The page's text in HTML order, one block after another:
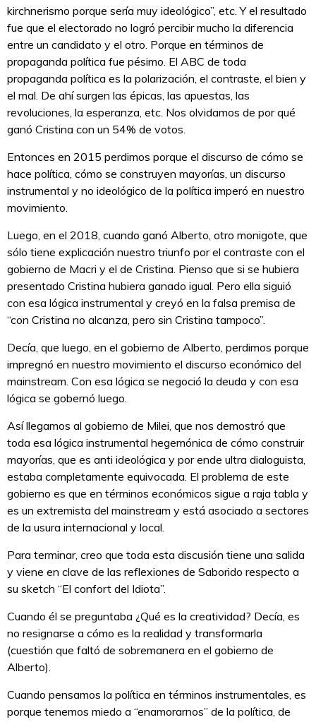
kirchnerismo porque sería muy ideológico”, etc. Y el resultado
fue que el electorado no logró percibir mucho la diferencia
entre un candidato y el otro. Porque en términos de
propaganda política fue pésimo. El ABC de toda
propaganda política es la polarización, el contraste, el bien y
el mal. De ahí surgen las épicas, las apuestas, las
revoluciones, la esperanza, etc. Nos olvidamos de por qué
ganó Cristina con un 54% de votos.
Entonces en 2015 perdimos porque el discurso de cómo se
hace política, cómo se construyen mayorías, un discurso
instrumental y no ideológico de la política imperó en nuestro
movimiento.
Luego, en el 2018, cuando ganó Alberto, otro monigote, que
sólo tiene explicación nuestro triunfo por el contraste con el
gobierno de Macri y el de Cristina. Pienso que si se hubiera
presentado Cristina hubiera ganado igual. Pero ella siguió
con esa lógica instrumental y creyó en la falsa premisa de
“con Cristina no alcanza, pero sin Cristina tampoco”.
Decía, que luego, en el gobierno de Alberto, perdimos porque
impregnó en nuestro movimiento el discurso económico del
mainstream. Con esa lógica se negoció la deuda y con esa
lógica se gobernó luego.
Así llegamos al gobierno de Milei, que nos demostró que
toda esa lógica instrumental hegemónica de cómo construir
mayorías, que es anti ideológica y por ende ultra dialoguista,
estaba completamente equivocada. El problema de este
gobierno es que en términos económicos sigue a raja tabla y
es un extremista del mainstream y está asociado a sectores
de la usura internacional y local.
Para terminar, creo que toda esta discusión tiene una salida
y viene en clave de las reflexiones de Saborido respecto a
su sketch “El confort del Idiota”.
Cuando él se preguntaba ¿Qué es la creatividad? Decía, es
no resignarse a cómo es la realidad y transformarla
(cuestión que faltó de sobremanera en el gobierno de
Alberto).
Cuando pensamos la política en términos instrumentales, es
porque tenemos miedo a “enamorarnos” de la política, de